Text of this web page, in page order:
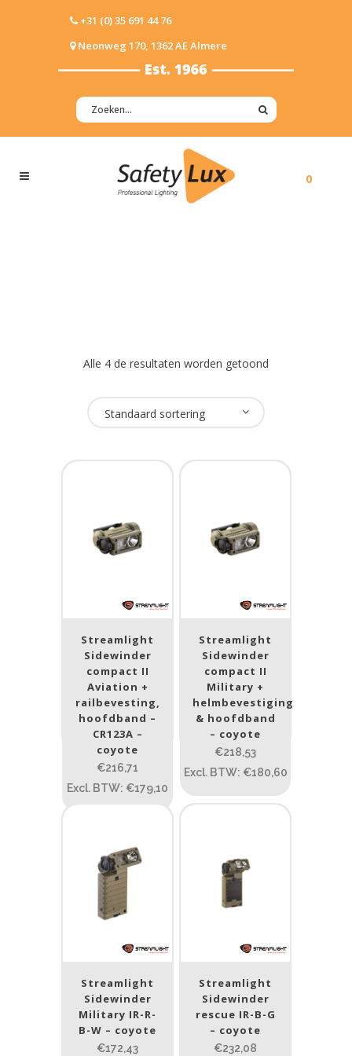
+31 (0) 35 691 44 76
Neonweg 170, 1362 AE Almere
0
Oplaadbaar
Streamlight
Prijs (incl. BTW)
PRIJS:€171 —€233
Type lichtbeeld
Spot/Flood(5)
385
0.15
0.15 4.3 17.45 43
Lengte (cm)
Alle 4 de resultaten worden getoond
Standaard sortering
Streamlight
Sidewinder
compact II
Aviation +
railbevesting,
hoofdband –
CR123A –
coyote
€216,71
Excl. BTW: €179,10
Streamlight
Sidewinder
compact II
Military +
helmbevestiging
& hoofdband
– coyote
€218,53
Excl. BTW: €180,60
Streamlight
Sidewinder
Military IR-R-
B-W – coyote
€172,43
Streamlight
Sidewinder
rescue IR-B-G
– coyote
€232,08